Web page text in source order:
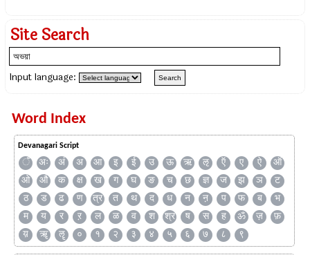
Site Search
Input language:
Word Index
Devanagari Script
ँ अः अं अ आ इ ई उ ऊ ऋ ऌ ऍ ए ऐ
ऑ
ओ
औ क क्ष ख ग घ ङ च छ ज्ञ ज झ ञ
ट
ठ
ड ढ ण त्र त थ द ध न ऩ प फ ब
भ
म
य र ऱ ल ळ व श श्र ष स ह ॐ ज़
फ़
य़
ॠ ॡ ० १ २ ३ ४ ५ ६ ७ ८ ९